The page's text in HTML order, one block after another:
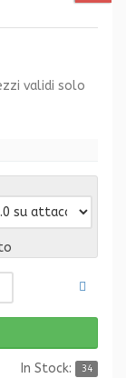
validi solo
In Stock: 34